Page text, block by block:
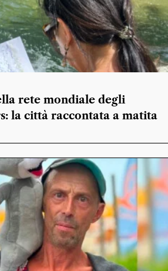
rete mondiale degli
la città raccontata a matita